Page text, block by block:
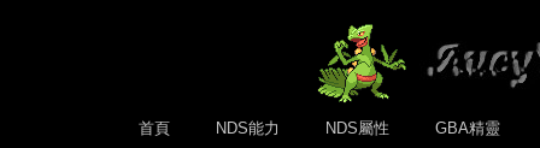
首頁 NDS能力 NDS屬性
GBA精靈